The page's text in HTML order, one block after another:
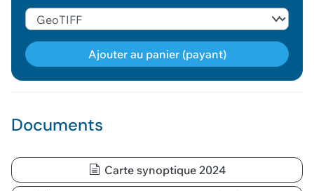
Documents
Carte synoptique 2024
Ajouter au panier (payant)
Voir le panier